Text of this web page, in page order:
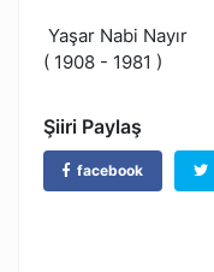
Yaşar Nabi Nayır
( 1908 - 1981 )
Şiiri Paylaş
facebook